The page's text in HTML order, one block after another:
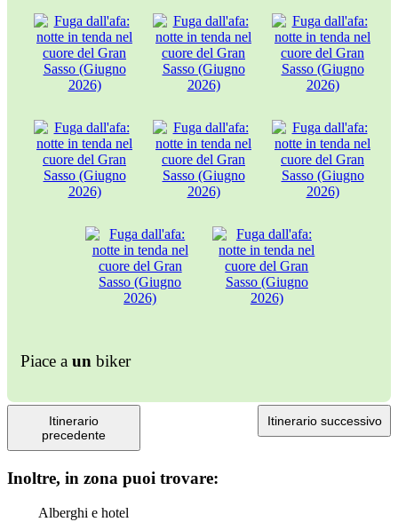
Piace a un biker
Itinerario
precedente
Itinerario successivo
Inoltre, in zona puoi trovare:
Alberghi e hotel